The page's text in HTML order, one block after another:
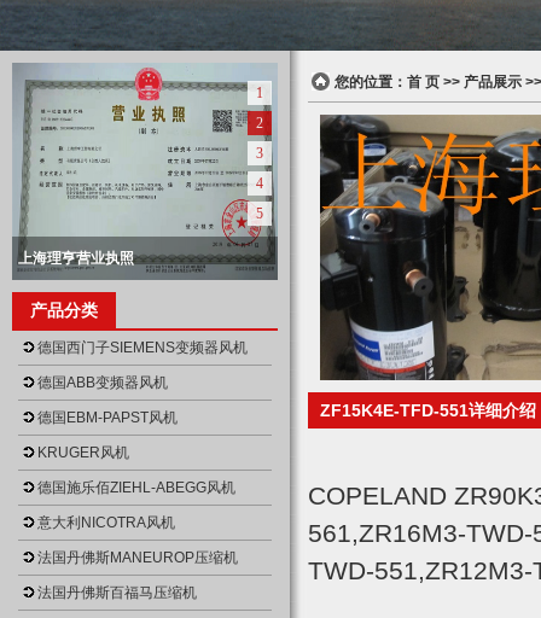
上海理亨营业执照正本
null
上海理亨营业执照
上海理亨仓库
null
上海理亨仓库
null
上海理亨仓库
null
1
2
3
4
5
产品分类
德国西门子SIEMENS变频器风机
德国ABB变频器风机
德国EBM-PAPST风机
KRUGER风机
德国施乐佰ZIEHL-ABEGG风机
意大利NICOTRA风机
法国丹佛斯MANEUROP压缩机
法国丹佛斯百福马压缩机
您的位置： 首 页 >> 产品展示
ZF15K4E-TFD-551详细介绍
COPELAND
561,ZR16M3-
TWD-